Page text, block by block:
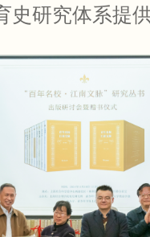
史研究体系提